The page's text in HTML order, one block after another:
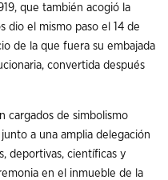
que también acogió la
dio el mismo paso el 14 de
de la que fuera su embajada
convertida después
cargados de simbolismo
a una amplia delegación
deportivas, científicas y
en el inmueble de la